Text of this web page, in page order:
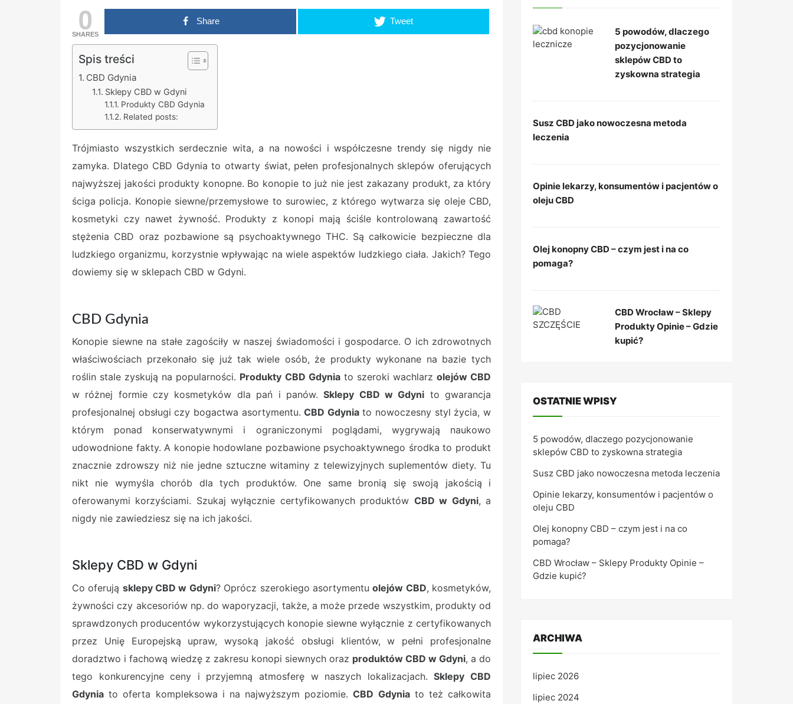
0
SHARES
Share Tweet
Spis treści
CBD Gdynia
Sklepy CBD w Gdyni
Produkty CBD Gdynia
Related posts:
Trójmiasto wszystkich serdecznie wita, a na nowości i współczesne trendy się nigdy nie
zamyka. Dlatego CBD Gdynia to otwarty świat, pełen profesjonalnych sklepów oferujących
najwyższej jakości produkty konopne. Bo konopie to już nie jest zakazany produkt, za który
ściga policja. Konopie siewne/przemysłowe to surowiec, z którego wytwarza się oleje CBD,
kosmetyki czy nawet żywność. Produkty z konopi mają ściśle kontrolowaną zawartość
stężenia CBD oraz pozbawione są psychoaktywnego THC. Są całkowicie bezpieczne dla
ludzkiego organizmu, korzystnie wpływając na wiele aspektów ludzkiego ciała. Jakich? Tego
dowiemy się w sklepach CBD w Gdyni.
CBD Gdynia
Konopie siewne na stałe zagościły w naszej świadomości i gospodarce. O ich zdrowotnych
właściwościach przekonało się już tak wiele osób, że produkty wykonane na bazie tych
roślin stale zyskują na popularności. Produkty CBD Gdyniato szeroki wachlarz olejów CBD
w różnej formie czy kosmetyków dla pań i panów.Sklepy CBD w Gdyni to gwarancja
profesjonalnej obsługi czy bogactwa asortymentu.CBD Gdyniato nowoczesny styl życia, w
którym ponad konserwatywnymi i ograniczonymi poglądami, wygrywają naukowo
udowodnione fakty. A konopie hodowlane pozbawione psychoaktywnego środka to produkt
znacznie zdrowszy niż nie jedne sztuczne witaminy z telewizyjnych suplementów diety. Tu
nikt nie wymyśla chorób dla tych produktów. One same bronią się swoją jakością i
oferowanymi korzyściami. Szukaj wyłącznie certyfikowanych produktów CBD w Gdyni, a
nigdy nie zawiedziesz się na ich jakości.
Sklepy CBD w Gdyni
Co oferują sklepy CBD w Gdyni? Oprócz szerokiego asortymentuolejów CBD, kosmetyków,
żywności czy akcesoriów np. do waporyzacji, także, a może przede wszystkim, produkty od
sprawdzonych producentów wykorzystujących konopie siewne wyłącznie z certyfikowanych
przez Unię Europejską upraw, wysoką jakość obsługi klientów, w pełni profesjonalne
doradztwo i fachową wiedzę z zakresu konopi siewnych oraz produktów CBD w Gdyni, a do
tego konkurencyjne ceny i przyjemną atmosferę w naszych lokalizacjach.Sklepy CBD
Gdynia to oferta kompleksowa i na najwyższym poziomie.CBD Gdyniato też całkowita
5 powodów, dlaczego
pozycjonowanie
sklepów CBD to
zyskowna strategia
Susz CBD jako nowoczesna metoda
leczenia
Opinie lekarzy, konsumentów i pacjentów o
oleju CBD
Olej konopny CBD – czym jest i na co
pomaga?
CBD Wrocław – Sklepy
Produkty Opinie – Gdzie
kupić?
OSTATNIE WPISY
5 powodów, dlaczego pozycjonowanie
sklepów CBD to zyskowna strategia
Susz CBD jako nowoczesna metoda leczenia
Opinie lekarzy, konsumentów i pacjentów o
oleju CBD
Olej konopny CBD – czym jest i na co
pomaga?
CBD Wrocław – Sklepy Produkty Opinie –
Gdzie kupić?
ARCHIWA
lipiec 2026
lipiec 2024